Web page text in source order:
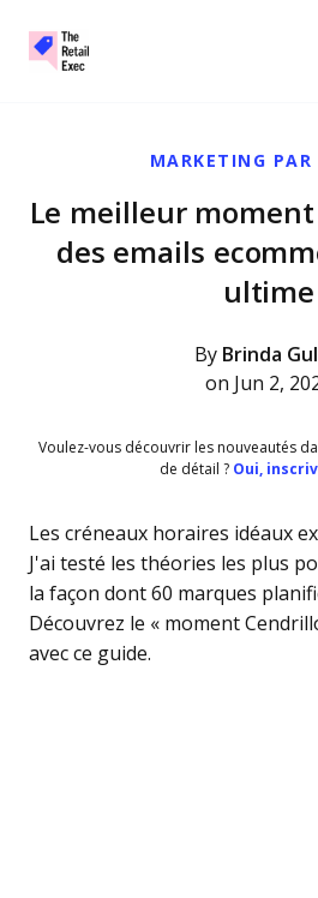
MARKETING
Le meilleur
des emails
ultime
By Brinda
on Jun 2,
Voulez-vous découvrir les nouveautés
de détail ?Oui,
Les créneaux horaires idéaux
J'ai testé les théories les plus
la façon dont 60 marques
Découvrez le « moment
avec ce guide.